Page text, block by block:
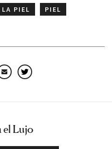
LA PIEL
PIEL
EmailTwitter
el Lujo